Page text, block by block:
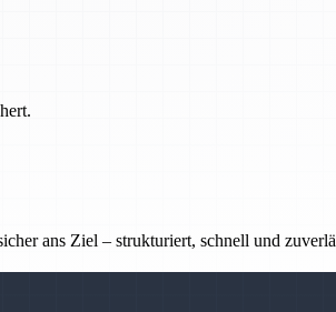
ans Ziel – strukturiert, schnell und